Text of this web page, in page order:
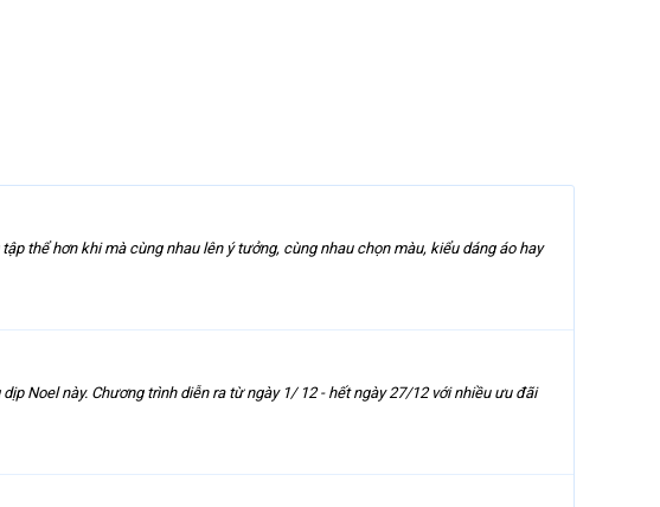
thể hơn khi mà cùng nhau lên ý tưởng, cùng nhau chọn màu, kiểu dáng áo hay
Noel này. Chương trình diễn ra từ ngày 1/ 12 - hết ngày 27/12 với nhiều ưu đãi